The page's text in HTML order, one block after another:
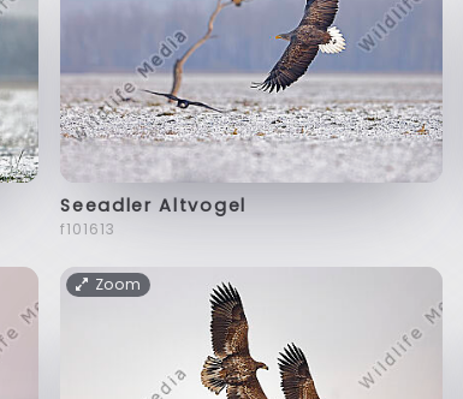
Seeadler Altvogel
f101613
Zoom